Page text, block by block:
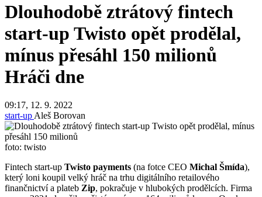
Dlouhodobě ztrátový fintech
start-up Twisto opět prodělal,
mínus přesáhl 150 milionů
Hráči dne
09:17, 12. 9. 2022
start-upAleš Borovan
foto: twisto
Fintech start-up Twisto payments (na fotce CEO Michal Šmída),
který loni koupil velký hráč na trhu digitálního retailového
finančnictví a plateb Zip, pokračuje v hlubokých prodělcích. Firma